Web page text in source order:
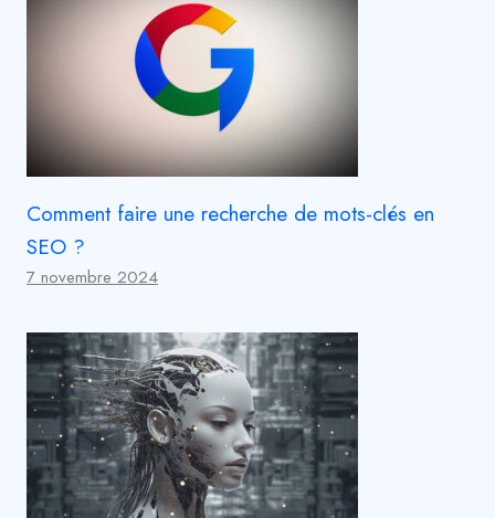
Comment faire une recherche de mots-clés en
SEO ?
7 novembre 2024